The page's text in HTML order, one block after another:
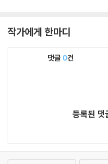
작가에게 한마디
댓글 0건
등록된 댓